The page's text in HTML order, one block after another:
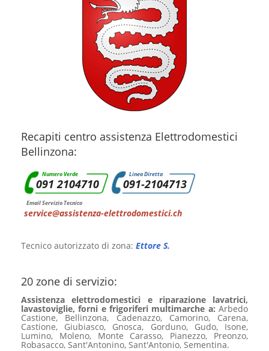
Recapiti centro assistenza Elettrodomestici
Bellinzona:
Numero Verde
091 2104710
Linea Diretta
091-2104713
Email Servizio Tecnico
service@assistenza-elettrodomestici.ch
Tecnico autorizzato di zona: Ettore S.
20 zone di servizio:
Assistenza elettrodomestici e riparazione lavatrici,
lavastoviglie, forni e frigoriferi multimarche a: Arbedo
Castione, Bellinzona, Cadenazzo, Camorino, Carena,
Castione, Giubiasco, Gnosca, Gorduno, Gudo, Isone,
Lumino, Moleno, Monte Carasso, Pianezzo, Preonzo,
Robasacco, Sant'Antonino, Sant'Antonio, Sementina.